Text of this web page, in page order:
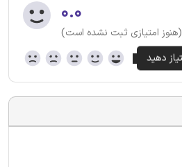
۰.۰
(هنوز امتیازی ثبت نشده است)